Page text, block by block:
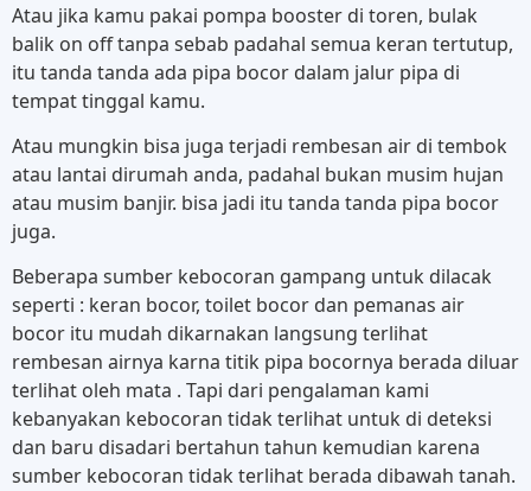
Atau jika kamu pakai pompa booster di toren, bulak
balik on off tanpa sebab padahal semua keran tertutup,
itu tanda tanda ada pipa bocor dalam jalur pipa di
tempat tinggal kamu.
Atau mungkin bisa juga terjadi rembesan air di tembok
atau lantai dirumah anda, padahal bukan musim hujan
atau musim banjir. bisa jadi itu tanda tanda pipa bocor
juga.
Beberapa sumber kebocoran gampang untuk dilacak
seperti : keran bocor, toilet bocor dan pemanas air
bocor itu mudah dikarnakan langsung terlihat
rembesan airnya karna titik pipa bocornya berada diluar
terlihat oleh mata . Tapi dari pengalaman kami
kebanyakan kebocoran tidak terlihat untuk di deteksi
dan baru disadari bertahun tahun kemudian karena
sumber kebocoran tidak terlihat berada dibawah tanah.